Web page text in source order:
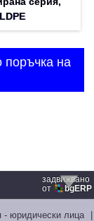
LDPE
поръчка на
задвижвано
от
bgERP
юридически лица